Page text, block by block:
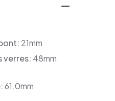
21mm
verres: 48mm
61.0mm